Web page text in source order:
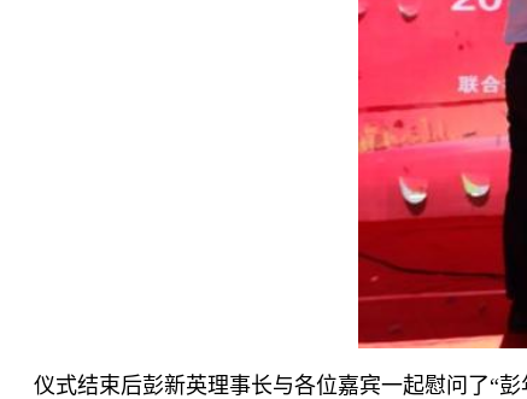
仪式结束后彭新英理事长与各位嘉宾一起慰问了“彭